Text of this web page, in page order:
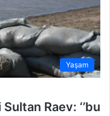
Yaşam
Raev: ‘’bu